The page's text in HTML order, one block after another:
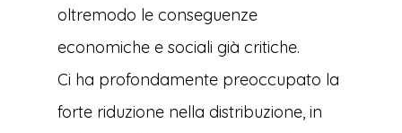
oltremodo le conseguenze
economiche e sociali già critiche.
Ci ha profondamente preoccupato la
forte riduzione nella distribuzione, in